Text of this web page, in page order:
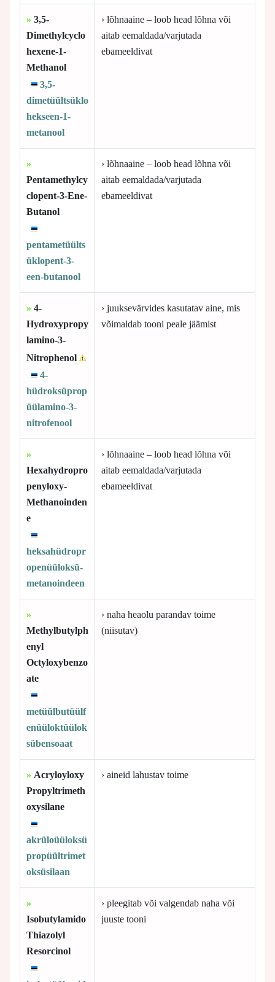
» 3,5-
Dimethylcyclo
hexene-1-
Methanol
3,5-
dimetüültsüklo
hekseen-1-
metanool
› lõhnaaine – loob head lõhna või
aitab eemaldada/varjutada
ebameeldivat
»
Pentamethylcy
clopent-3-Ene-
Butanol
pentametüülts
üklopent-3-
een-butanool
› lõhnaaine – loob head lõhna või
aitab eemaldada/varjutada
ebameeldivat
» 4-
Hydroxypropy
lamino-3-
Nitrophenol
4-
hüdroksüprop
üülamino-3-
nitrofenool
› juuksevärvides kasutatav aine, mis
võimaldab tooni peale jäämist
»
Hexahydropro
penyloxy-
Methanoinden
e
heksahüdropr
openüüloksü-
metanoindeen
› lõhnaaine – loob head lõhna või
aitab eemaldada/varjutada
ebameeldivat
»
Methylbutylph
enyl
Octyloxybenzo
ate
metüülbutüülf
enüüloktüülok
sübensoaat
› naha heaolu parandav toime
(niisutav)
» Acryloyloxy
Propyltrimeth
oxysilane
akrüloüüloksü
propüültrimet
oksüsilaan
› aineid lahustav toime
»
Isobutylamido
Thiazolyl
Resorcinol
› pleegitab või valgendab naha või
juuste tooni